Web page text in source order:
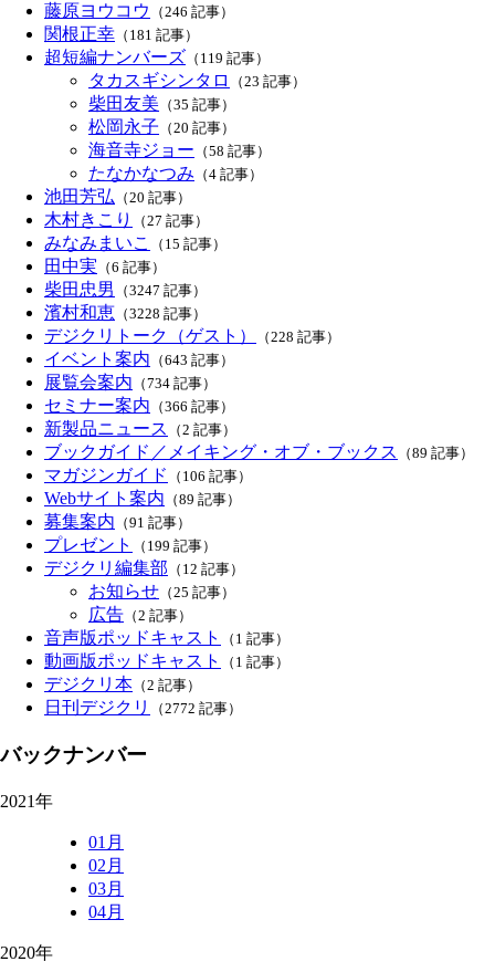
藤原ヨウコウ （246 記事）
関根正幸 （181 記事）
超短編ナンバーズ （119 記事）
タカスギシンタロ （23 記事）
柴田友美 （35 記事）
松岡永子 （20 記事）
海音寺ジョー （58 記事）
たなかなつみ （4 記事）
池田芳弘 （20 記事）
木村きこり （27 記事）
みなみまいこ （15 記事）
田中実 （6 記事）
柴田忠男 （3247 記事）
濱村和恵 （3228 記事）
デジクリトーク（ゲスト） （228 記事）
イベント案内 （643 記事）
展覧会案内 （734 記事）
セミナー案内 （366 記事）
新製品ニュース （2 記事）
ブックガイド／メイキング・オブ・ブックス （89 記事）
マガジンガイド （106 記事）
Webサイト案内 （89 記事）
募集案内 （91 記事）
プレゼント （199 記事）
デジクリ編集部 （12 記事）
お知らせ （25 記事）
広告 （2 記事）
音声版ポッドキャスト （1 記事）
動画版ポッドキャスト （1 記事）
デジクリ本 （2 記事）
日刊デジクリ （2772 記事）
バックナンバー
2021年
01月
02月
03月
04月
2020年